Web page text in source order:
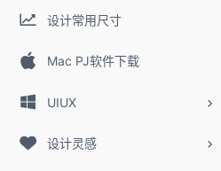
设计常用尺寸
Mac PJ软件下载
UIUX
设计灵感